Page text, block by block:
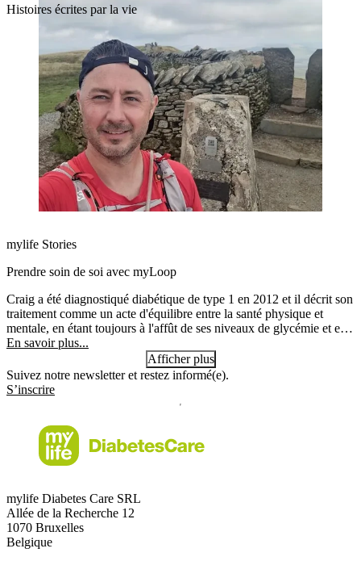
Histoires écrites par la vie
mylife Stories
Prendre soin de soi avec myLoop
Craig a été diagnostiqué diabétique de type 1 en 2012 et il décrit son
traitement comme un acte d'équilibre entre la santé physique et
mentale, en étant toujours à l'affût de ses niveaux de glycémie et en
ajustant constamment ses taux d'administration d'insuline. Il utilise
myLoop depuis quelques mois et il est reconnaissant que le système
lui enlève une énorme pression en prenant toutes ces décisions à sa
place.
En savoir plus...
Afficher plus
Suivez notre newsletter et restez informé(e).
S’inscrire
mylife Diabetes Care SRL
Allée de la Recherche 12
1070 Bruxelles
Belgique